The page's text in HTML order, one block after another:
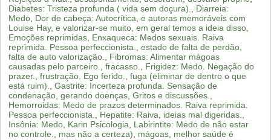
Diabetes: Tristeza profunda ( vida sem doçura).
Diarreia:
Medo, Dor de cabeça: Autocrítica e autoras memoráveis com
Louise Hay, e valorizar-se muito, em geral temos a ideia disso,
Emoções reprimidas, Enxaqueca: Medos sexuais. Raiva
reprimida. Pessoa perfeccionista.
estado de falta de perdão,
falta de auto valorização.
Fibromas: Alimentar mágoas
causadas pelo parceiro.
fracasso.
Frigidez: Medo. Negação do
prazer.
frustração. Ego ferido.
fuga (eliminar de dentro o que
está ruim).
Gastrite: Incerteza profunda. Sensação de
condenação, gerando doenças, Gritos e discussões.
Hemorroidas: Medo de prazos determinados. Raiva reprimida.
Pessoa perfeccionista.
Hepatite: Raiva ideias mal digeridas.
Insônia: Medo, Karin Psicologia
Labirintite: Medo de não estar
no controle.
mas não a certeza) mágoas, melhor saúde é